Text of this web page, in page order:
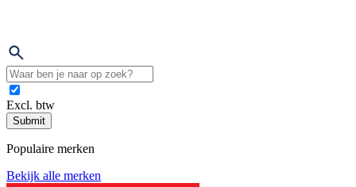
Excl. btw
Submit
Populaire merken
Bekijk alle merken